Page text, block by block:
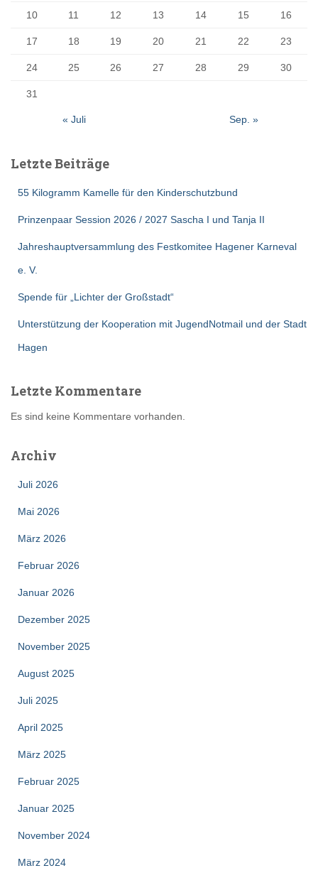
10 11 12 13 14 15 16
17 18 19 20 21 22 23
24 25 26 27 28 29 30
31
« Juli Sep. »
Letzte Beiträge
55 Kilogramm Kamelle für den Kinderschutzbund
Prinzenpaar Session 2026 / 2027 Sascha I und Tanja II
Jahreshauptversammlung des Festkomitee Hagener Karneval
e. V.
Spende für „Lichter der Großstadt“
Unterstützung der Kooperation mit JugendNotmail und der Stadt
Hagen
Letzte Kommentare
Es sind keine Kommentare vorhanden.
Archiv
Juli 2026
Mai 2026
März 2026
Februar 2026
Januar 2026
Dezember 2025
November 2025
August 2025
Juli 2025
April 2025
März 2025
Februar 2025
Januar 2025
November 2024
März 2024